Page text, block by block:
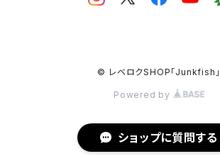
© レベロクSHOP「Junkfish｣
Powered by
ショップに質問する